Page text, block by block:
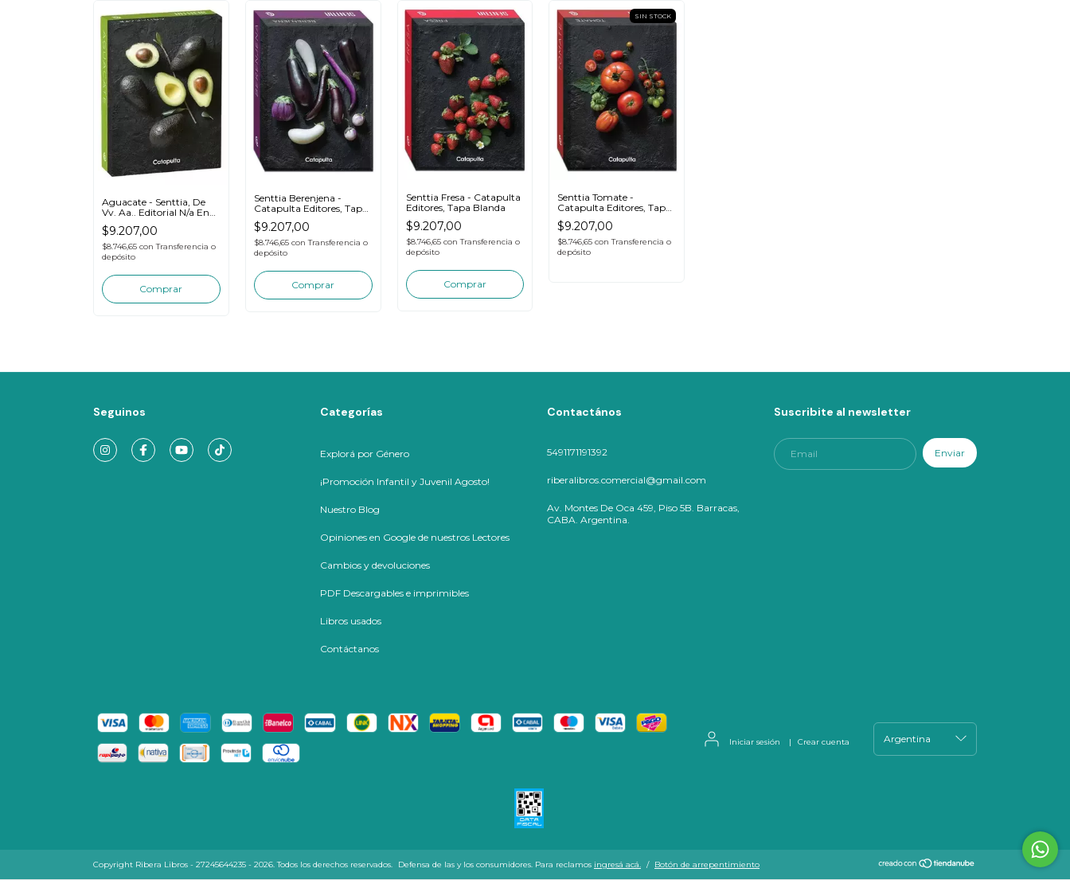
Aguacate - Senttia, De
Vv. Aa.. Editorial N/a En
Español
$9.207,00
$8.746,65 con Transferencia o
depósito
Senttia Berenjena -
Catapulta Editores, Tapa
Blanda
$9.207,00
$8.746,65 con Transferencia o
depósito
Senttia Fresa - Catapulta
Editores, Tapa Blanda
$9.207,00
$8.746,65 con Transferencia o
depósito
SIN STOCK
Senttia Tomate -
Catapulta Editores, Tapa
Blanda
$9.207,00
$8.746,65con Transferencia o
depósito
Seguinos Categorías
Explorá por Género
¡Promoción Infantil y Juvenil Agosto!
Nuestro Blog
Opiniones en Google de nuestros Lectores
Cambios y devoluciones
PDF Descargables e imprimibles
Libros usados
Contáctanos
Contactános
5491171191392
riberalibros.comercial@gmail.com
Av. Montes De Oca 459, Piso 5B. Barracas,
CABA. Argentina.
Suscribite al newsletter
Iniciar sesión | Crear cuenta
Copyright Ribera Libros - 27245644235 - 2026. Todos los derechos reservados. Defensa de las y los consumidores. Para reclamos ingresá acá. / Botón de arrepentimiento